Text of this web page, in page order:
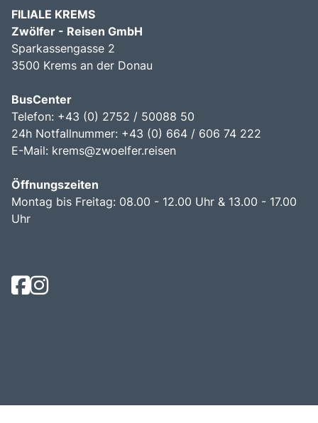
FILIALE KREMS
Zwölfer - Reisen GmbH
Sparkassengasse 2
3500 Krems an der Donau
BusCenter
Telefon: +43 (0) 2752 / 50088 50
24h Notfallnummer: +43 (0) 664 / 606 74 222
E-Mail: krems@zwoelfer.reisen
Öffnungszeiten
Montag bis Freitag: 08.00 - 12.00 Uhr & 13.00 - 17.00
Uhr